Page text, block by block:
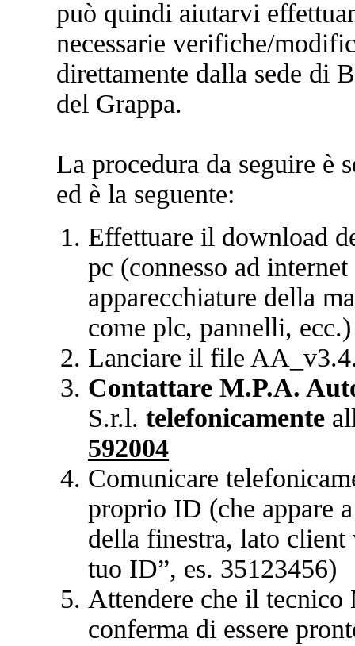
può quindi aiutarvi
necessarie verifiche/
direttamente dalla sede di
del Grappa.
La procedura da seguire è
ed è la seguente:
Effettuare il download
pc (connesso ad
apparecchiature della
come plc, pannelli, ecc.)
Lanciare il file
Contattare M.P.A.
S.r.l. telefonicamente
592004
Comunicare
proprio ID (che appare
della finestra, lato client
tuo ID”, es. 35123456)
Attendere che il tecnico
conferma di essere